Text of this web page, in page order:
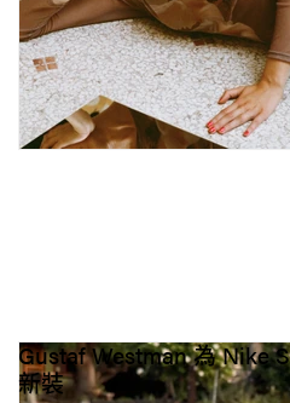
Gustaf Westman 為 Nike
新裝